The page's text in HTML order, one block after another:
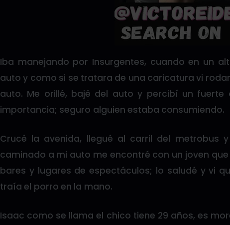
Iba manejando por Insurgentes, cuando en un
auto y como si se tratara de una caricatura vi
auto. Me orillé, bajé del auto y percibí un
importancia; seguro alguien estaba consumiendo.
Crucé la avenida, llegué al carril del metrobus
caminado a mi auto me encontré con un joven
bares y lugares de espectáculos; lo saludé y vi
traía el porro en la mano.
Isaac como se llama el chico tiene 29 años, es